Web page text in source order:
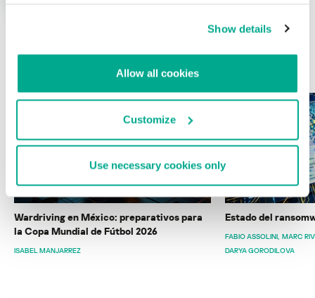
Show details
Allow all cookies
Customize
Use necessary cookies only
ÚLTIMAS PUBLICACIONES
Wardriving en México: preparativos para
la Copa Mundial de Fútbol 2026
ISABEL MANJARREZ
Estado del
FABIO ASSOLINI MARC
DARYA GORODILOVA